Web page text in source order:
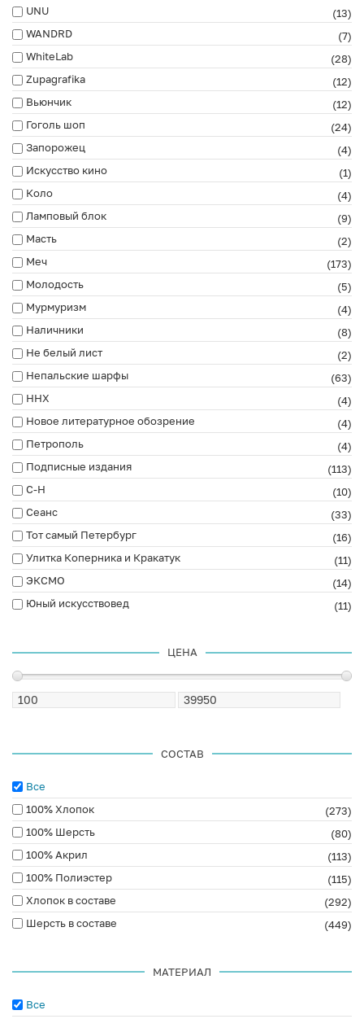
UNU
(13)
WANDRD
(7)
WhiteLab
(28)
Zupagrafika
(12)
Вьюнчик
(12)
Гоголь шоп
(24)
Запорожец
(4)
Искусство кино
(1)
Коло
(4)
Ламповый блок
(9)
Масть
(2)
Меч
(173)
Молодость
(5)
Мурмуризм
(4)
Наличники
(8)
Не белый лист
(2)
Непальские шарфы
(63)
ННХ
(4)
Новое литературное обозрение
(4)
Петрополь
(4)
Подписные издания
(113)
С-Н
(10)
Сеанс
(33)
Тот самый Петербург
(16)
Улитка Коперника и Кракатук
(11)
ЭКСМО
(14)
Юный искусствовед
(11)
ЦЕНА
СОСТАВ
Все
100% Хлопок
(273)
100% Шерсть
(80)
100% Акрил
(113)
100% Полиэстер
(115)
Хлопок в составе
(292)
Шерсть в составе
(449)
МАТЕРИАЛ
Все